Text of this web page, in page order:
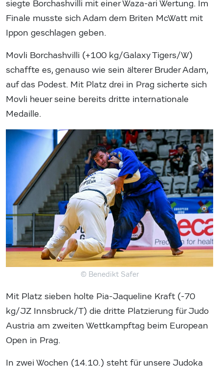
siegte Borchashvilli mit einer Waza-ari Wertung. Im
Finale musste sich Adam dem Briten McWatt mit
Ippon geschlagen geben.
Movli Borchashvilli (+100 kg/Galaxy Tigers/W)
schaffte es, genauso wie sein älterer Bruder Adam,
auf das Podest. Mit Platz drei in Prag sicherte sich
Movli heuer seine bereits dritte internationale
Medaille.
© Benedikt Safer
Mit Platz sieben holte Pia-Jaqueline Kraft (-70
kg/JZ Innsbruck/T) die dritte Platzierung für Judo
Austria am zweiten Wettkampftag beim European
Open in Prag.
In zwei Wochen (14.10.) steht für unsere Judoka